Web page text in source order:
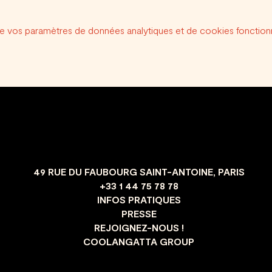
vos paramètres de données analytiques et de cookies
49 RUE DU FAUBOURG SAINT-ANTOINE, PARIS
+33 1 44 75 78 78
INFOS PRATIQUES
PRESSE
REJOIGNEZ-NOUS !
COOLANGATTA GROUP